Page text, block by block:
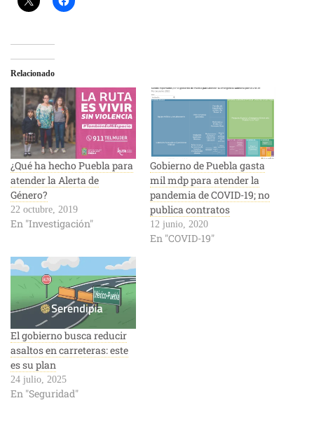
Relacionado
¿Qué ha hecho Puebla para
atender la Alerta de
Género?
22 octubre, 2019
En "Investigación"
Gobierno de Puebla gasta
mil mdp para atender la
pandemia de COVID-19; no
publica contratos
12 junio, 2020
En "COVID-19"
El gobierno busca reducir
asaltos en carreteras: este
es su plan
24 julio, 2025
En "Seguridad"